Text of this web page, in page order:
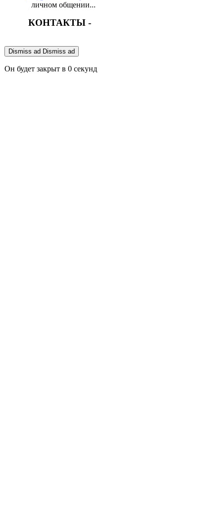
личном общении...
КОНТАКТЫ -
Dismiss ad Dismiss ad
Он будет закрыт в 0 секунд